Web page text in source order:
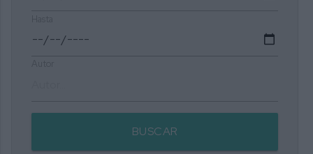
BUSCAR